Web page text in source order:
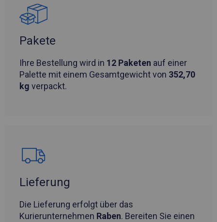
Pakete
Ihre Bestellung wird in 12 Paketen auf einer
Palette mit einem Gesamtgewicht von 352,70
kg verpackt.
Lieferung
Die Lieferung erfolgt über das
Kurierunternehmen Raben. Bereiten Sie einen